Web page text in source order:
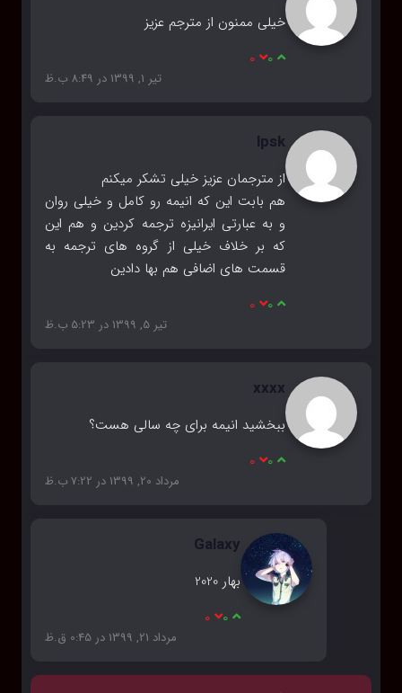
خیلی ممنون از مترجم عزیز
0
0
تیر 1, 1399 در 8:49 ب.ظ
lpsk
از مترجمان عزیز خیلی تشکر میکنم
هم بابت این که انیمه رو کامل و خیلی روان
و به عبارتی ایرانیزه ترجمه کردین و هم این
که بر خلاف خیلی از گروه های ترجمه به
قسمت های اضافی هم بها دادین
0
0
تیر 5, 1399 در 5:23 ب.ظ
xxxx
ببخشید انیمه برای چه سالی هست؟
0
0
مرداد 20, 1399 در 7:22 ب.ظ
Galaxy
بهار 2020
0
0
مرداد 21, 1399 در 0:45 ق.ظ